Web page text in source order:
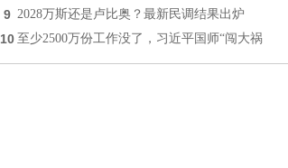
9 2028万斯还是卢比奥？最新民调结果出炉
10 至少2500万份工作没了，习近平国师“闯大祸